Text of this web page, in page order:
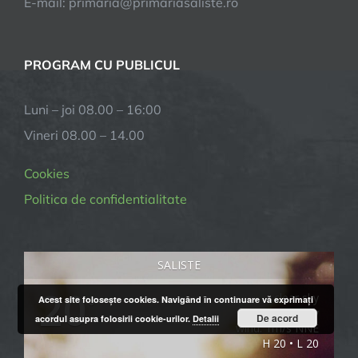
PROGRAM CU PUBLICUL
Luni – joi 08.00 – 16:00
Vineri 08.00 – 14.00
Cookies
Politica de confidentialitate
SALISTE
20°
clear sky
71% humidity
wind: 1m/s NNE
H 20 • L 20
Acest site foloseşte cookies. Navigând în continuare vă exprimaţi
acordul asupra folosirii cookie-urilor. Detalii De acord